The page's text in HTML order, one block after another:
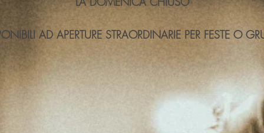
AD APERTURE STRAORDINARIE PER FESTE O